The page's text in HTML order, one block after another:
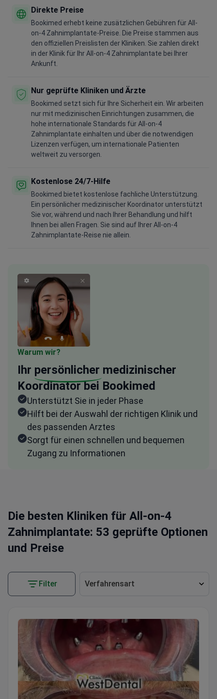
Direkte Preise
Bookimed erhebt keine zusätzlichen Gebühren für All-
on-4 Zahnimplantate-Preise. Die Preise stammen aus
den offiziellen Preislisten der Kliniken. Sie zahlen direkt
in der Klinik für Ihr All-on-4 Zahnimplantate bei Ihrer
Ankunft.
Nur geprüfte Kliniken und Ärzte
Bookimed setzt sich für Ihre Sicherheit ein. Wir arbeiten
nur mit medizinischen Einrichtungen zusammen, die
hohe internationale Standards für All-on-4
Zahnimplantate einhalten und über die notwendigen
Lizenzen verfügen, um internationale Patienten
weltweit zu versorgen.
Kostenlose 24/7-Hilfe
Bookimed bietet kostenlose fachliche Unterstützung.
Ein persönlicher medizinischer Koordinator unterstützt
Sie vor, während und nach Ihrer Behandlung und hilft
Ihnen bei allen Fragen. Sie sind auf Ihrer All-on-4
Zahnimplantate-Reise nie allein.
Warum wir?
Ihr persönlicher medizinischer
Koordinator bei Bookimed
Unterstützt Sie in jeder Phase
Hilft bei der Auswahl der richtigen Klinik und
des passenden Arztes
Sorgt für einen schnellen und bequemen
Zugang zu Informationen
Die besten Kliniken für All-on-4
Zahnimplantate: 53 geprüfte Optionen
und Preise
Filter Verfahrensart